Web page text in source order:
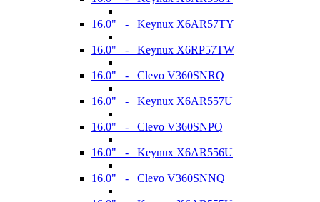
16.0" - Keynux X6AR57TY
16.0" - Keynux X6RP57TW
16.0" - Clevo V360SNRQ
16.0" - Keynux X6AR557U
16.0" - Clevo V360SNPQ
16.0" - Keynux X6AR556U
16.0" - Clevo V360SNNQ